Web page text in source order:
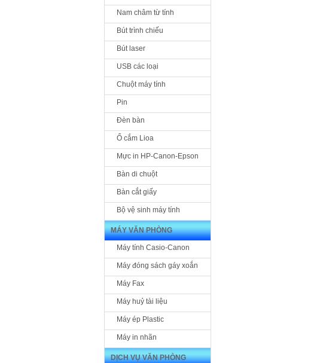
Nam châm từ tính
Bút trình chiếu
Bút laser
USB các loại
Chuột máy tính
Pin
Đèn bàn
Ổ cắm Lioa
Mực in HP-Canon-Epson
Bàn di chuột
Bàn cắt giấy
Bộ vệ sinh máy tính
MÁY VĂN PHÒNG
Máy tính Casio-Canon
Máy đóng sách gáy xoắn
Máy Fax
Máy huỷ tài liệu
Máy ép Plastic
Máy in nhãn
DỊCH VỤ VĂN PHÒNG